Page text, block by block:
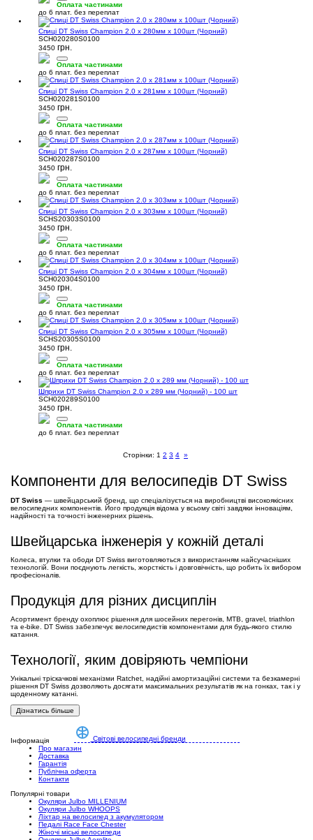
Оплата частинами
до 6 плат. без переплат
Спиці DT Swiss Champion 2.0 x 280мм х 100шт (Чорний)
SCH020280S0100
3450 грн.
Оплата частинами
до 6 плат. без переплат
Спиці DT Swiss Champion 2.0 x 281мм х 100шт (Чорний)
SCH020281S0100
3450 грн.
Оплата частинами
до 6 плат. без переплат
Спиці DT Swiss Champion 2.0 x 287мм х 100шт (Чорний)
SCH020287S0100
3450 грн.
Оплата частинами
до 6 плат. без переплат
Спиці DT Swiss Champion 2.0 x 303мм х 100шт (Чорний)
SCHS20303S0100
3450 грн.
Оплата частинами
до 6 плат. без переплат
Спиці DT Swiss Champion 2.0 x 304мм х 100шт (Чорний)
SCH020304S0100
3450 грн.
Оплата частинами
до 6 плат. без переплат
Спиці DT Swiss Champion 2.0 x 305мм х 100шт (Чорний)
SCHS20305S0100
3450 грн.
Оплата частинами
до 6 плат. без переплат
Шприхи DT Swiss Champion 2.0 x 289 мм (Чорний) - 100 шт
SCH020289S0100
3450 грн.
Оплата частинами
до 6 плат. без переплат
Сторінки: 1 2 3 4 »
Компоненти для велосипедів DT Swiss
DT Swiss — швейцарський бренд, що спеціалізується на виробництві високоякісних
велосипедних компонентів. Його продукція відома у всьому світі завдяки інноваціям,
надійності та точності інженерних рішень.
Швейцарська інженерія у кожній деталі
Колеса, втулки та ободи DT Swiss виготовляються з використанням найсучасніших
технологій. Вони поєднують легкість, жорсткість і довговічність, що робить їх вибором
професіоналів.
Продукція для різних дисциплін
Асортимент бренду охоплює рішення для шосейних перегонів, MTB, gravel, triathlon
та e-bike. DT Swiss забезпечує велосипедистів компонентами для будь-якого стилю
катання.
Технології, яким довіряють чемпіони
Унікальні тріскачкові механізми Ratchet, надійні амортизаційні системи та безкамерні
рішення DT Swiss дозволяють досягати максимальних результатів як на гонках, так і у
щоденному катанні.
Дізнатись більше
Світові велосипедні бренди
Інформація
Про магазин
Доставка
Гарантія
Публічна оферта
Контакти
Популярні товари
Окуляри Julbo MILLENIUM
Окуляри Julbo WHOOPS
Ліхтар на велосипед з акумулятором
Педалі Race Face Chester
Жіночі міські велосипеди